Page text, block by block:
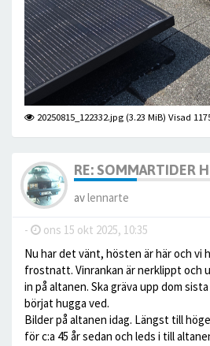
20250815_122332.jpg (3.23 MiB) Visad
RE: SOMMARTIDER
avlennarte
- ons 15 okt 2025, 10:35
Nu har det vänt, hösten är här och vi
frostnatt. Vinrankan är nerklippt och
in på altanen. Ska gräva upp dom
börjat hugga ved.
Bilder på altanen idag. Längst till
för c:a 45 år sedan och leds i till